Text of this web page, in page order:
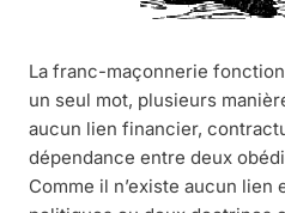
La franc-maçonnerie
un seul mot, plusieurs
aucun lien financier,
dépendance entre deux
Comme il n’existe aucun lien